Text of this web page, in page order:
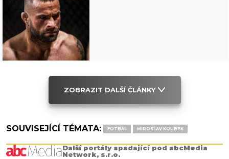
ZOBRAZIT DALŠÍ ČLÁNKY
SOUVISEJÍCÍ TÉMATA: FOTBAL MIROSLAV KOUBEK
Další portály spadající pod abcMedia
Network, s.r.o.